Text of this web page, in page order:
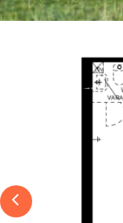
Previous slide